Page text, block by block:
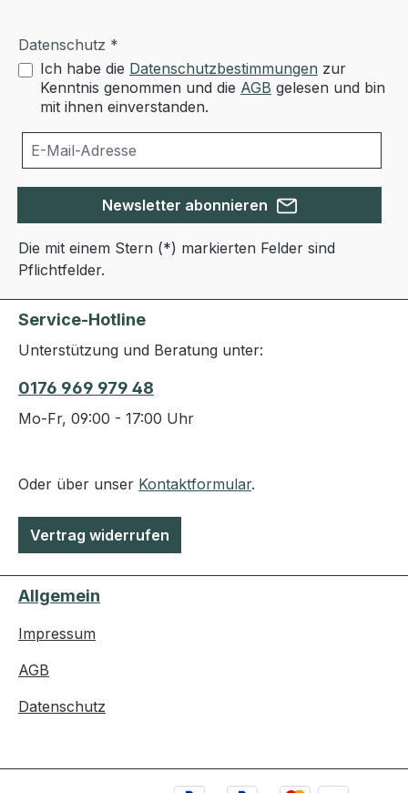
Datenschutz *
Ich habe die Datenschutzbestimmungen zur
Kenntnis genommen und die AGB gelesen und bin
mit ihnen einverstanden.
Newsletter abonnieren
Die mit einem Stern (*) markierten Felder sind
Pflichtfelder.
Service-Hotline
Unterstützung und Beratung unter:
0176 969 979 48
Mo-Fr, 09:00 - 17:00 Uhr
Oder über unser Kontaktformular.
Vertrag widerrufen
Allgemein
Impressum
AGB
Datenschutz